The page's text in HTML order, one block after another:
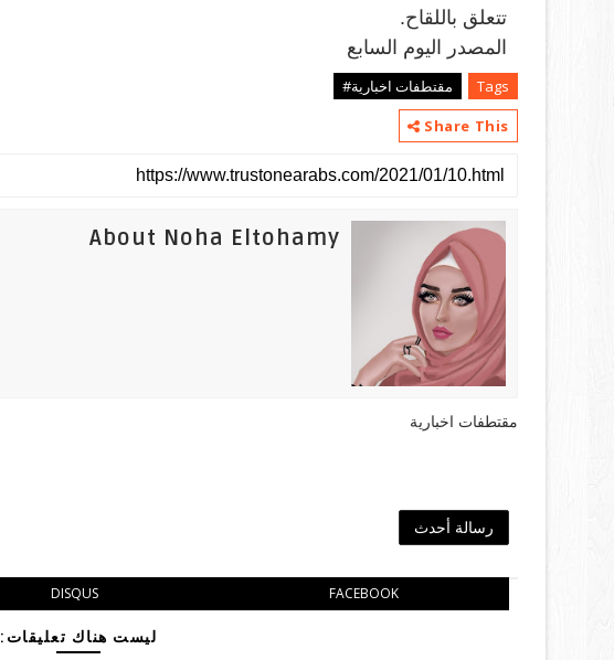
تتعلق باللقاح.
المصدر اليوم السابع
Tags
مقتطفات اخبارية#
Share This
About Noha Eltohamy
مقتطفات اخبارية
رسالة أحدث
DISQUS FACEBOOK
ليست هناك تعليقات: